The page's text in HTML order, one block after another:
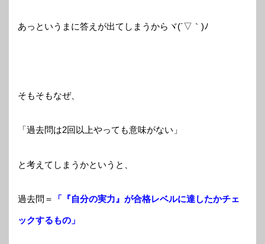
あっというまに答えが出てしまうからヾ(´▽｀)ﾉ
そもそもなぜ、
「過去問は2回以上やっても意味がない」
と考えてしまうかというと、
過去問＝ 「『自分の実力』が合格レベルに達したかチェ
ックするもの」